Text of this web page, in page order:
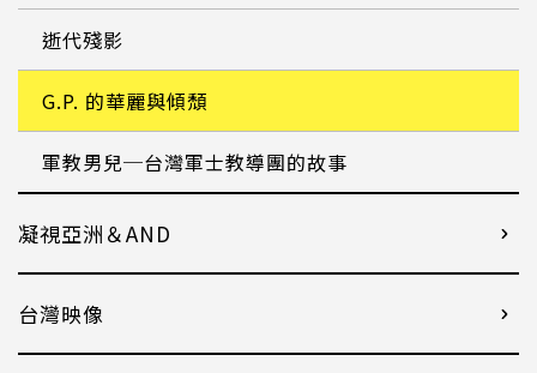
逝代殘影
G.P. 的華麗與傾頹
軍教男兒─台灣軍士教導團的故事
凝視亞洲＆AND
台灣映像